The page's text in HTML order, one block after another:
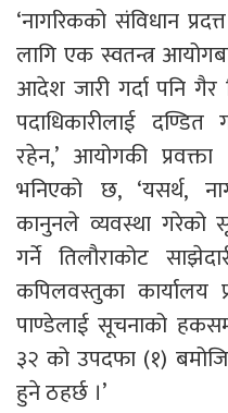
‘नागरिकको संविधान
लागि एक स्वतन्त्र
आदेश जारी गर्दा पनि गैर
पदाधिकारीलाई
रहेन,’ आयोगकी प्रवक्ता
भनिएको छ, ‘यसर्थ,
कानुनले व्यवस्था
गर्ने तिलौराकोट
कपिलवस्तुका कार्यालय
पाण्डेलाई सूचनाको
३२ को उपदफा (१)
हुने ठहर्छ ।’